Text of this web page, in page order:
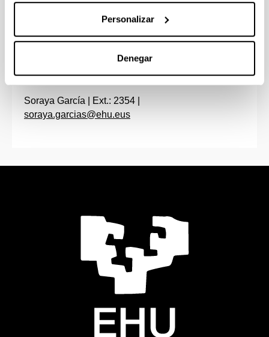
Personalizar
Denegar
Itziar Gascón | Ext.: 2338 - 5169 |
Angel Blesa | Ext.: 2338 - 5169 |
angel.blesa@ehu.eus
Soraya García | Ext.: 2354 |
soraya.garcias@ehu.eus